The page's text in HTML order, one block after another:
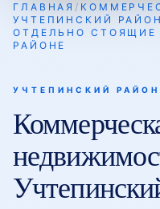
ГЛАВНАЯ /
УЧТЕПИНСКИЙ РАЙОН
ОТДЕЛЬНО
РАЙОНЕ
УЧТЕПИНСКИЙ РАЙОН